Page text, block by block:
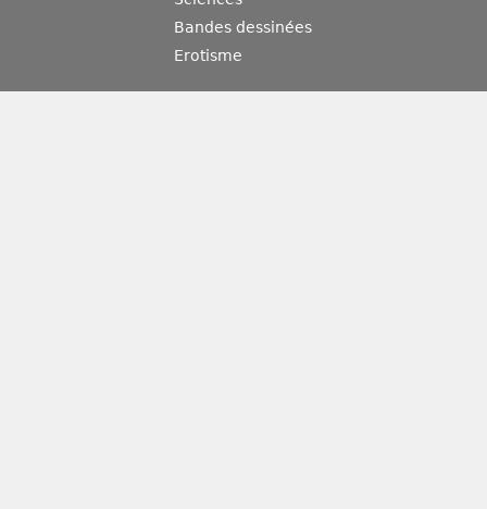
Bandes dessinées
Erotisme